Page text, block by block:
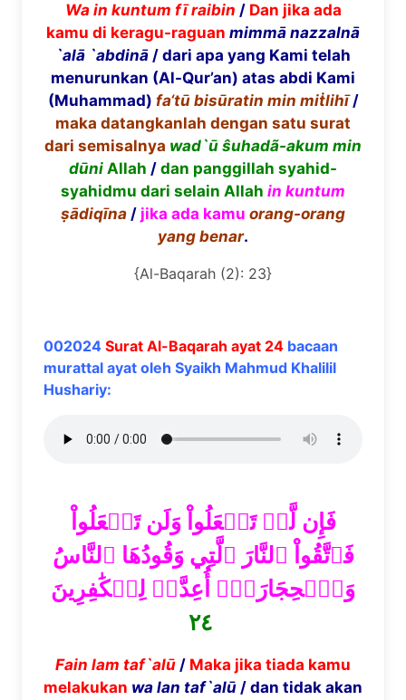
Wa in kuntum fīraibin / Dan jika ada
kamu di keragu-raguan mimmā nazzalnā
`alā `abdinā / dari apa yang Kami telah
menurunkan (Al-Qur’an) atas abdi Kami
(Muhammad) fa‘tū bisūratin min miṫlihī/
maka datangkanlah dengan satu surat
dari semisalnya wad`ū ŝuhadã-akum min
dūni Allah / dan panggillah syahid-
syahidmu dari selain Allah in kuntum
ṣādiqīna / jika ada kamu orang-orang
yang benar.
{Al-Baqarah (2): 23}
002024 Surat Al-Baqarah ayat 24 bacaan
murattal ayat oleh Syaikh Mahmud Khalilil
Hushariy:
فَإِن لَّمۡ تَفۡعَلُواْ وَلَن تَفۡعَلُواْ
فَٱتَّقُواْ ٱلنَّارَ ٱلَّتِي وَقُودُهَا ٱلنَّاسُ
وَٱلۡحِجَارَةُۖ أُعِدَّتۡ لِلۡكَٰفِرِينَ
٢٤
Fain lam taf`alū / Maka jika tiada kamu
melakukan wa lan taf`alū / dan tidak akan